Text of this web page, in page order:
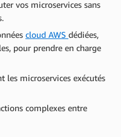
vos microservices sans
cloud AWS dédiées,
pour prendre en charge
les microservices exécutés
complexes entre